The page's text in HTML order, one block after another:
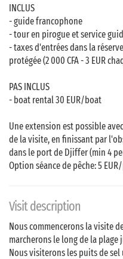
INCLUS
- guide francophone
- tour en pirogue et service
- taxes d'entrées dans la
protégée (2 000 CFA - 3 EUR
PAS INCLUS
- boat rental 30 EUR/boat
Une extension est possible
de la visite, en finissant par
dans le port de Djiffer (min 4
Option séance de pêche: 5
Visit description
Nous commencerons la visite
marcherons le long de la plage
Nous visiterons les puits de